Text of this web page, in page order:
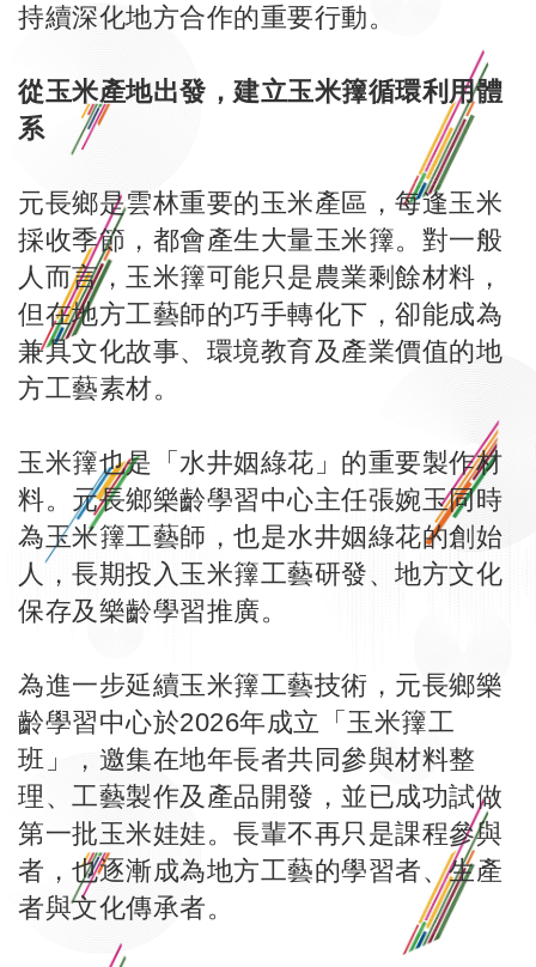
持續深化地方合作的重要行動。
從玉米產地出發，建立玉米籜循環利用體
系
元長鄉是雲林重要的玉米產區，每逢玉米
採收季節，都會產生大量玉米籜。對一般
人而言，玉米籜可能只是農業剩餘材料，
但在地方工藝師的巧手轉化下，卻能成為
兼具文化故事、環境教育及產業價值的地
方工藝素材。
玉米籜也是「水井姻綠花」的重要製作材
料。元長鄉樂齡學習中心主任張婉玉同時
為玉米籜工藝師，也是水井姻綠花的創始
人，長期投入玉米籜工藝研發、地方文化
保存及樂齡學習推廣。
為進一步延續玉米籜工藝技術，元長鄉樂
齡學習中心於2026年成立「玉米籜工
班」，邀集在地年長者共同參與材料整
理、工藝製作及產品開發，並已成功試做
第一批玉米娃娃。長輩不再只是課程參與
者，也逐漸成為地方工藝的學習者、生產
者與文化傳承者。